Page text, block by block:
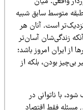
سابق شبیه
است. آنان هر
آسان‌تر
امروز باشد؛
بودن، بلکه از
ناتوانی در